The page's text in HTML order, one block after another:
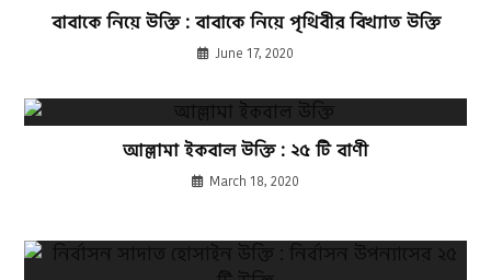
বাবাকে নিয়ে উক্তি : বাবাকে নিয়ে পৃথিবীর বিখ্যাত উক্তি
June 17, 2020
আল্লামা ইকবাল উক্তি : ২৫ টি বাণী
March 18, 2020